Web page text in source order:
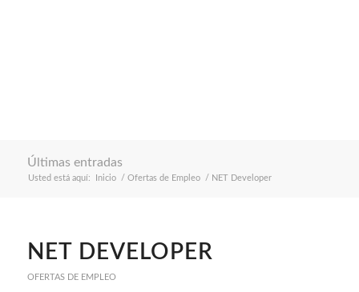
Últimas entradas
Usted está aquí: Inicio / Ofertas de Empleo / NET Developer
NET DEVELOPER
OFERTAS DE EMPLEO